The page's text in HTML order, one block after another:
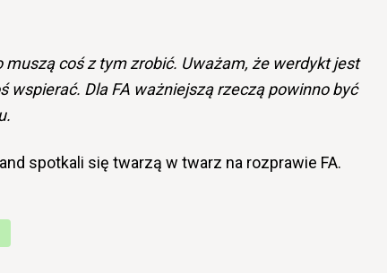
muszą coś z tym zrobić. Uważam, że werdykt jest
wspierać. Dla FA ważniejszą rzeczą powinno być
spotkali się twarzą w twarz na rozprawie FA.